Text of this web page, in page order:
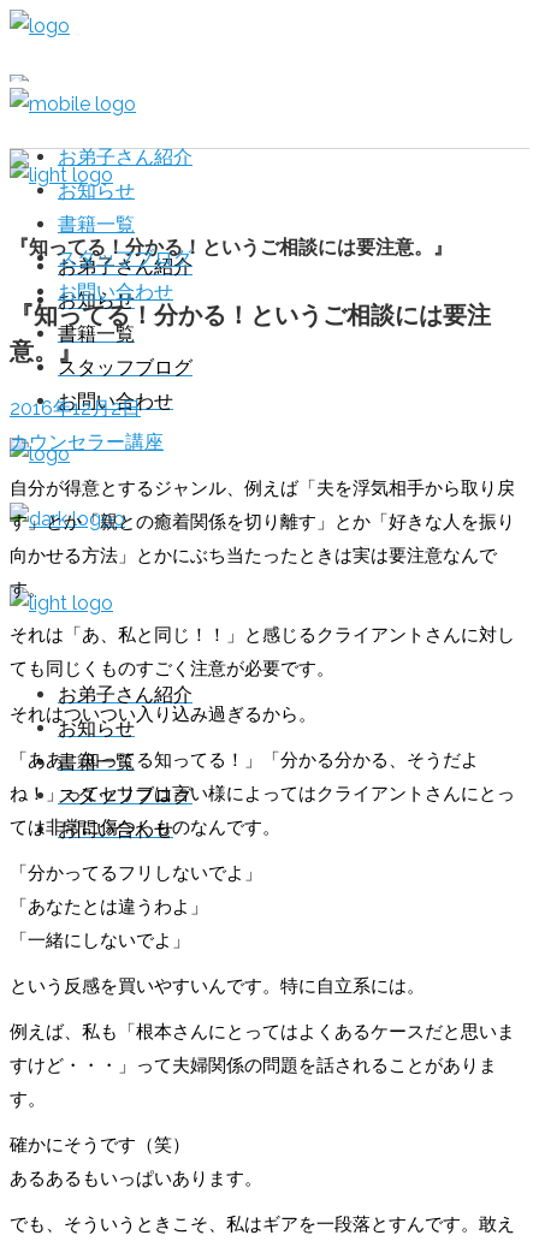
お弟子さん紹介
お知らせ
書籍一覧
スタッフブログ
お問い合わせ
お弟子さん紹介
お知らせ
書籍一覧
スタッフブログ
お問い合わせ
お弟子さん紹介
お知らせ
書籍一覧
スタッフブログ
お問い合わせ
『知ってる！分かる！というご相談には要注意。』
『知ってる！分かる！というご相談には要注
意。』
2016年12月2日
カウンセラー講座
自分が得意とするジャンル、例えば「夫を浮気相手から取り戻
す」とか「親との癒着関係を切り離す」とか「好きな人を振り
向かせる方法」とかにぶち当たったときは実は要注意なんで
す。
それは「あ、私と同じ！！」と感じるクライアントさんに対し
ても同じくものすごく注意が必要です。
それはついつい入り込み過ぎるから。
「ああ、知ってる知ってる！」「分かる分かる、そうだよ
ね！」ってセリフは言い様によってはクライアントさんにとっ
ては非常に傷つくものなんです。
「分かってるフリしないでよ」
「あなたとは違うわよ」
「一緒にしないでよ」
という反感を買いやすいんです。特に自立系には。
例えば、私も「根本さんにとってはよくあるケースだと思いま
すけど・・・」って夫婦関係の問題を話されることがありま
す。
確かにそうです（笑）
あるあるもいっぱいあります。
でも、そういうときこそ、私はギアを一段落とすんです。敢え